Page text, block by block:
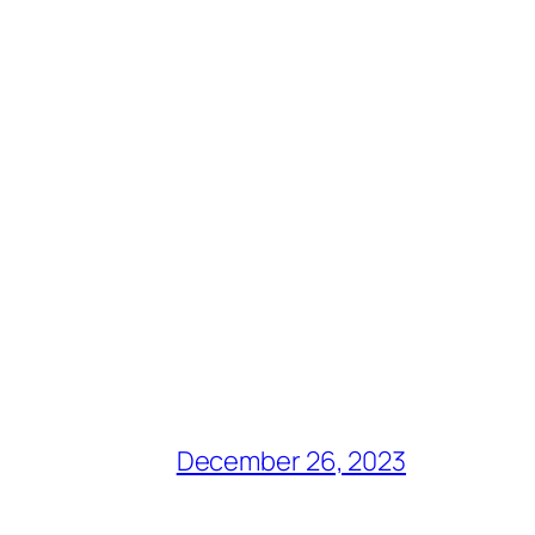
December 26, 2023